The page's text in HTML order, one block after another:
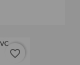
favorite_border